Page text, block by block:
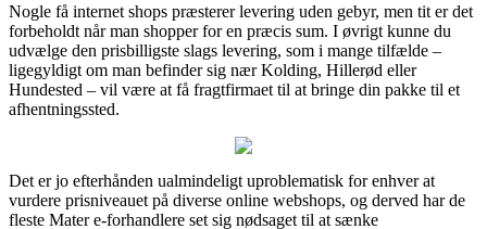
Nogle få internet shops præsterer levering uden gebyr, men tit er det
forbeholdt når man shopper for en præcis sum. I øvrigt kunne du
udvælge den prisbilligste slags levering, som i mange tilfælde –
ligegyldigt om man befinder sig nær Kolding, Hillerød eller
Hundested – vil være at få fragtfirmaet til at bringe din pakke til et
afhentningssted.
Det er jo efterhånden ualmindeligt uproblematisk for enhver at
vurdere prisniveauet på diverse online webshops, og derved har de
fleste Mater e-forhandlere set sig nødsaget til at sænke